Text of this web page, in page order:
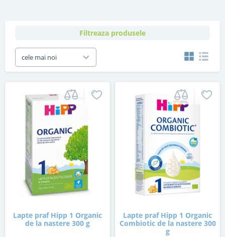
Filtreaza produsele
cele mai noi
Lapte praf Hipp 1 Organic
de la nastere 300 g
Lapte praf Hipp 1 Organic
Combiotic de la nastere 300
g